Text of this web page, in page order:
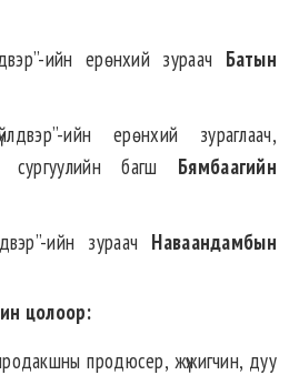
ийн ерөнхий зураач Батын
ийн ерөнхий зураглаач,
багш Бямбаагийн
ийн зураач Наваандамбын
цолоор:
продюсер, жүжигчин, дуу